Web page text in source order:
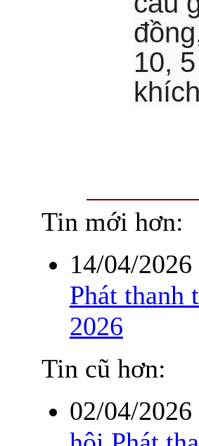
10,
Tin mới hơn:
14/04/
Phát thanh
2026
Tin cũ hơn:
02/04/2026